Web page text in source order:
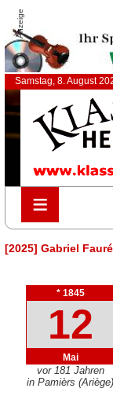
Anzeige
Samstag, 8. August
≡
≡
[2025] Gabriel
* 1845
12
Mai
vor 181 Jahren
in Pamièrs (Ariège)